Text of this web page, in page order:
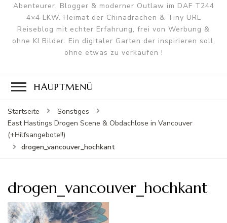
Abenteurer, Blogger & moderner Outlaw im DAF T244
4×4 LKW. Heimat der Chinadrachen & Tiny URL
Reiseblog mit echter Erfahrung, frei von Werbung &
ohne KI Bilder. Ein digitaler Garten der inspirieren soll,
ohne etwas zu verkaufen !
HAUPTMENÜ
Startseite
Sonstiges
East Hastings Drogen Scene & Obdachlose in Vancouver
(+Hilfsangebote!!)
drogen_vancouver_hochkant
drogen_vancouver_hochkant